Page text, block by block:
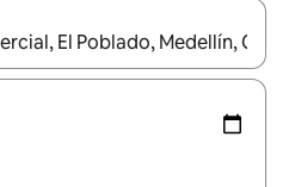
disponibles, navegá con las